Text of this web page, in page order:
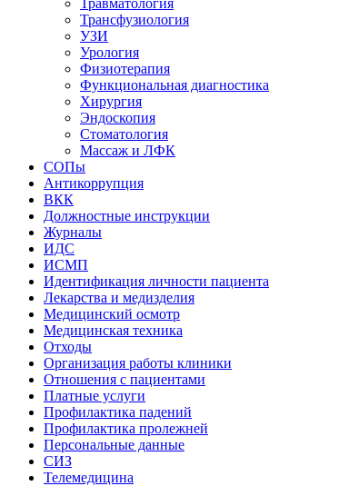
Травматология
Трансфузиология
УЗИ
Урология
Физиотерапия
Функциональная диагностика
Хирургия
Эндоскопия
Стоматология
Массаж и ЛФК
СОПы
Антикоррупция
ВКК
Должностные инструкции
Журналы
ИДС
ИСМП
Идентификация личности пациента
Лекарства и медизделия
Медицинский осмотр
Медицинская техника
Отходы
Организация работы клиники
Отношения с пациентами
Платные услуги
Профилактика падений
Профилактика пролежней
Персональные данные
СИЗ
Телемедицина